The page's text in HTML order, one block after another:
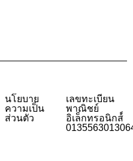
นโยบาย
ความเป็น
ส่วนตัว
เลขทะเบียน
พาณิชย์
อิเล็กทรอนิกส์์